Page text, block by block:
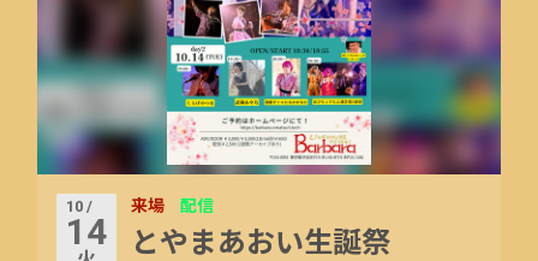
10 /
14
来場 配信
とやまあおい生誕祭